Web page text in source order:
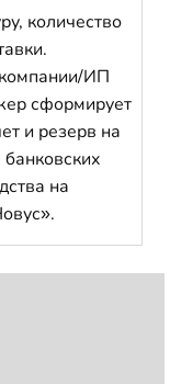
количество
ИП
сформирует
и резерв на
на